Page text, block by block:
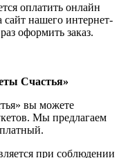
оплатить онлайн
сайт нашего интернет-
оформить заказ.
Счастья»
вы можете
Мы предлагаем
при соблюдении